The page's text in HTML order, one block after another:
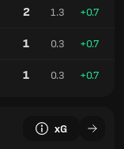
2 1.3 +0.7
1 0.3 +0.7
1 0.3 +0.7
xG